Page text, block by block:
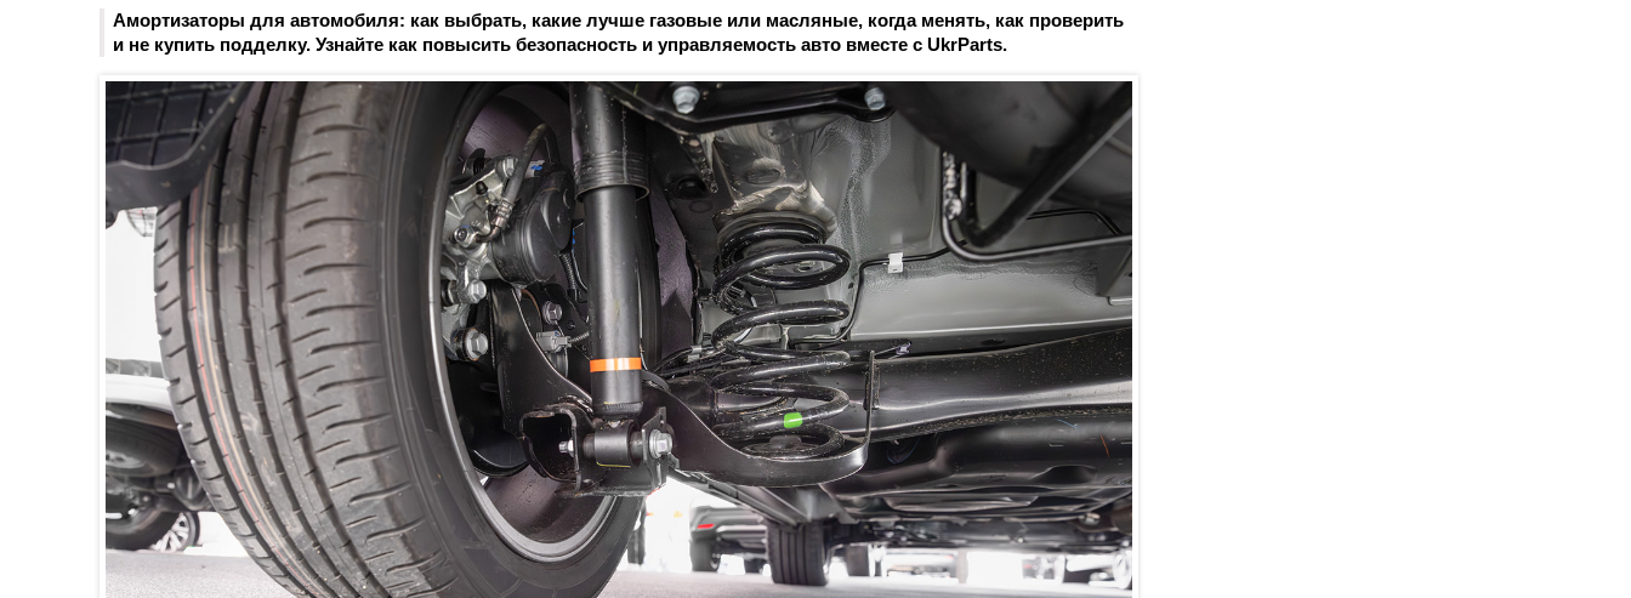
Амортизаторы для автомобиля: как выбрать, какие лучше газовые или масляные, когда менять, как проверить
и не купить подделку. Узнайте как повысить безопасность и управляемость авто вместе с UkrParts.